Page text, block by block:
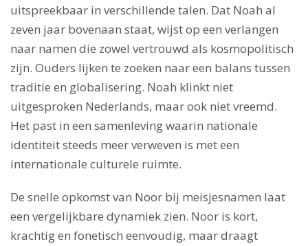
uitspreekbaar in verschillende talen. Dat Noah al
zeven jaar bovenaan staat, wijst op een verlangen
naar namen die zowel vertrouwd als kosmopolitisch
zijn. Ouders lijken te zoeken naar een balans tussen
traditie en globalisering. Noah klinkt niet
uitgesproken Nederlands, maar ook niet vreemd.
Het past in een samenleving waarin nationale
identiteit steeds meer verweven is met een
internationale culturele ruimte.
De snelle opkomst van Noor bij meisjesnamen laat
een vergelijkbare dynamiek zien. Noor is kort,
krachtig en fonetisch eenvoudig, maar draagt